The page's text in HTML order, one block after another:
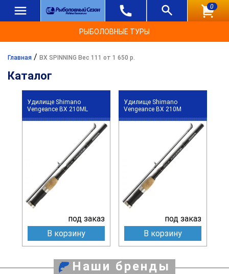
0
РЫБОЛОВНЫЕ ТУРЫ
Главная / BX SPINNING Вес 111 от 1 650 р.
Каталог
Удилище Shimano
Vengeance BX 210ML
под заказ
В корзину
Удилище Shimano
Vengeance BX 210M
под заказ
В корзину
Наши бренды